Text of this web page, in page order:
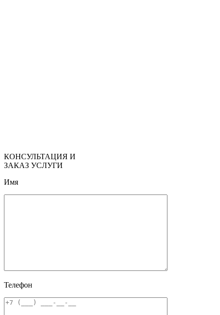
КОНСУЛЬТАЦИЯ И
ЗАКАЗ УСЛУГИ
Имя
Телефон